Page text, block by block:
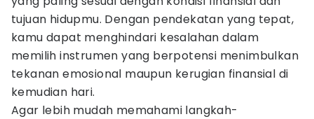
tujuan hidupmu. Dengan pendekatan yang tepat,
kamu dapat menghindari kesalahan dalam
memilih instrumen yang berpotensi menimbulkan
tekanan emosional maupun kerugian finansial di
kemudian hari.
Agar lebih mudah memahami langkah-